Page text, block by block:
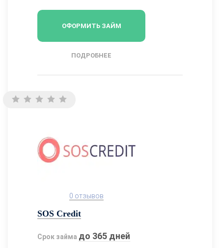
ОФОРМИТЬ ЗАЙМ
ПОДРОБНЕЕ
0 отзывов
SOS Credit
Срок займа до 365 дней